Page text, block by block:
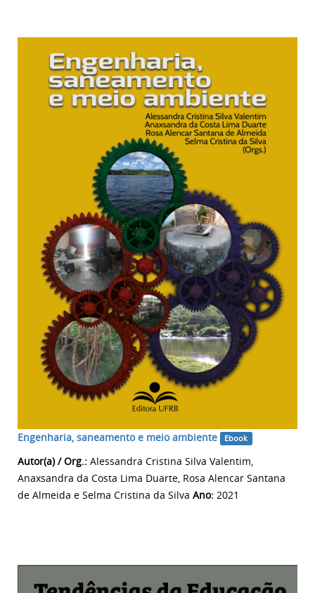
Engenharia, saneamento e meio ambiente Ebook
Autor(a) / Org.: Alessandra Cristina Silva Valentim,
Anaxsandra da Costa Lima Duarte, Rosa Alencar Santana
de Almeida e Selma Cristina da Silva Ano: 2021